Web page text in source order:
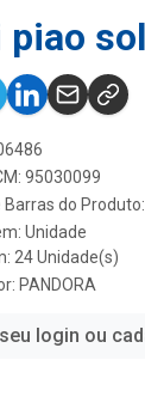
piao
95030099
Barras do
Unidade
24 Unidade(s)
PANDORA
login ou